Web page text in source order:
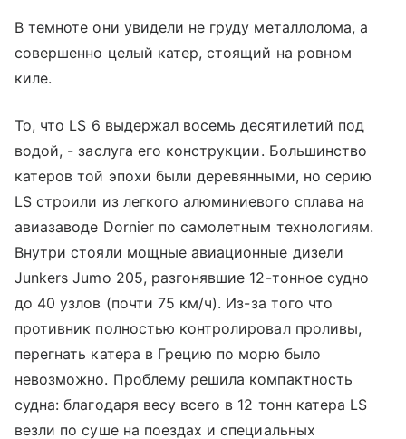
В темноте они увидели не груду металлолома, а
совершенно целый катер, стоящий на ровном
киле.
То, что LS 6 выдержал восемь десятилетий под
водой, - заслуга его конструкции. Большинство
катеров той эпохи были деревянными, но серию
LS строили из легкого алюминиевого сплава на
авиазаводе Dornier по самолетным технологиям.
Внутри стояли мощные авиационные дизели
Junkers Jumo 205, разгонявшие 12-тонное судно
до 40 узлов (почти 75 км/ч). Из-за того что
противник полностью контролировал проливы,
перегнать катера в Грецию по морю было
невозможно. Проблему решила компактность
судна: благодаря весу всего в 12 тонн катера LS
везли по суше на поездах и специальных